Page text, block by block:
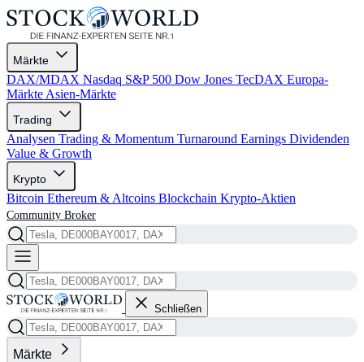
Märkte
DAX/MDAX Nasdaq S&P 500 Dow Jones TecDAX Europa-
Märkte Asien-Märkte
Trading
Analysen Trading & Momentum Turnaround Earnings Dividenden
Value & Growth
Krypto
Bitcoin Ethereum & Altcoins Blockchain Krypto-Aktien
Community Broker
Schließen
Märkte